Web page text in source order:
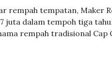
rempah tempatan, Maker
juta dalam tempoh tiga
rempah tradisional Cap